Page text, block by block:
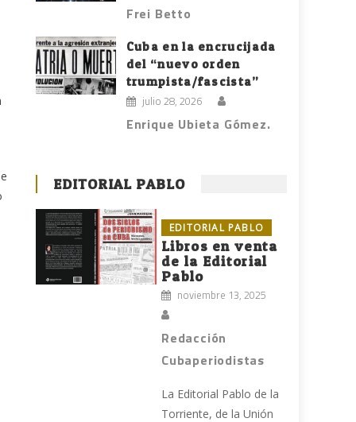
Frei Betto
Cuba en la encrucijada
del “nuevo orden
trumpista/fascista”
julio 28, 2026
Enrique Ubieta Gómez.
EDITORIAL PABLO
EDITORIAL PABLO
Libros en venta
de la Editorial
Pablo
noviembre 13, 2025
Redacción
Cubaperiodistas
La Editorial Pablo de la
Torriente, de la Unión